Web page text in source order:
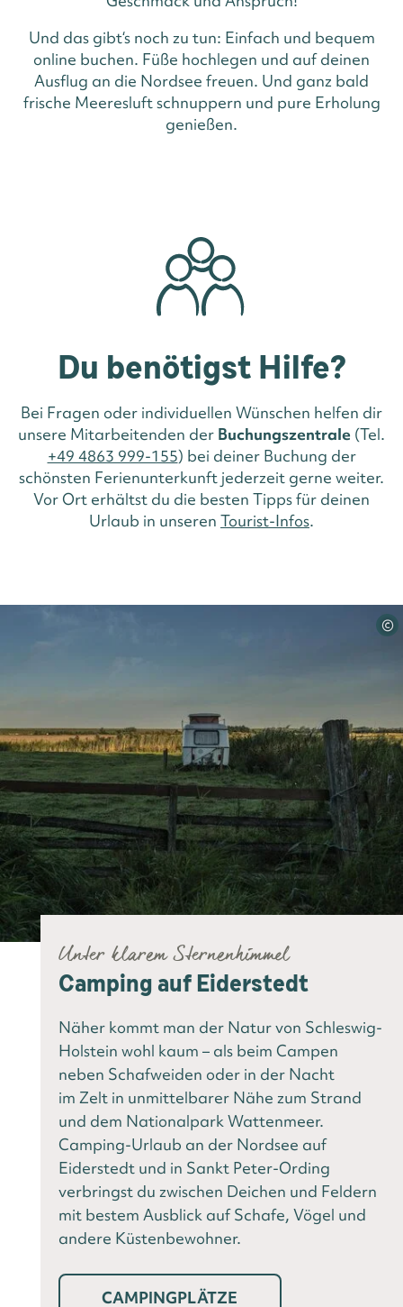
Und das gibt‘s noch zu tun: Einfach und bequem
online buchen. Füße hochlegen und auf deinen
Ausflug an die Nordsee freuen. Und ganz bald
frische Meeresluft schnuppern und pure Erholung
genießen.
Du benötigst Hilfe?
Bei Fragen oder individuellen Wünschen helfen dir
unsere Mitarbeitenden der Buchungszentrale (Tel.
+49 4863 999-155) bei deiner Buchung der
schönsten Ferienunterkunft jederzeit gerne weiter.
Vor Ort erhältst du die besten Tipps für deinen
Urlaub in unseren Tourist-Infos.
©
Unter klarem Sternenhimmel
Camping auf Eiderstedt
Näher kommt man der Natur von Schleswig-
Holstein wohl kaum – als beim Campen
neben Schafweiden oder in der Nacht
im Zelt in unmittelbarer Nähe zum Strand
und dem Nationalpark Wattenmeer.
Camping-Urlaub an der Nordsee auf
Eiderstedt und in Sankt Peter-Ording
verbringst du zwischen Deichen und Feldern
mit bestem Ausblick auf Schafe, Vögel und
andere Küstenbewohner.
CAMPINGPLÄTZE